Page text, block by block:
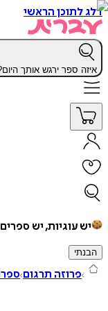
דלג לתוכן הראשי
איזה ספר ירגש אותך
יש עוגיות, יש
הבנתי
פרוזה תרגום